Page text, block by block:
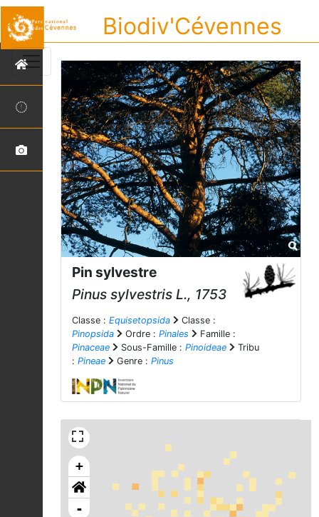
Biodiv'Cévennes
Pin sylvestre
Pinus sylvestris L., 1753
Classe : Equisetopsida
Classe :
Pinopsida
Ordre : Pinales
Famille :
Pinaceae
Sous-Famille : Pinoideae
Tribu
: Pineae Genre : Pinus
+
-